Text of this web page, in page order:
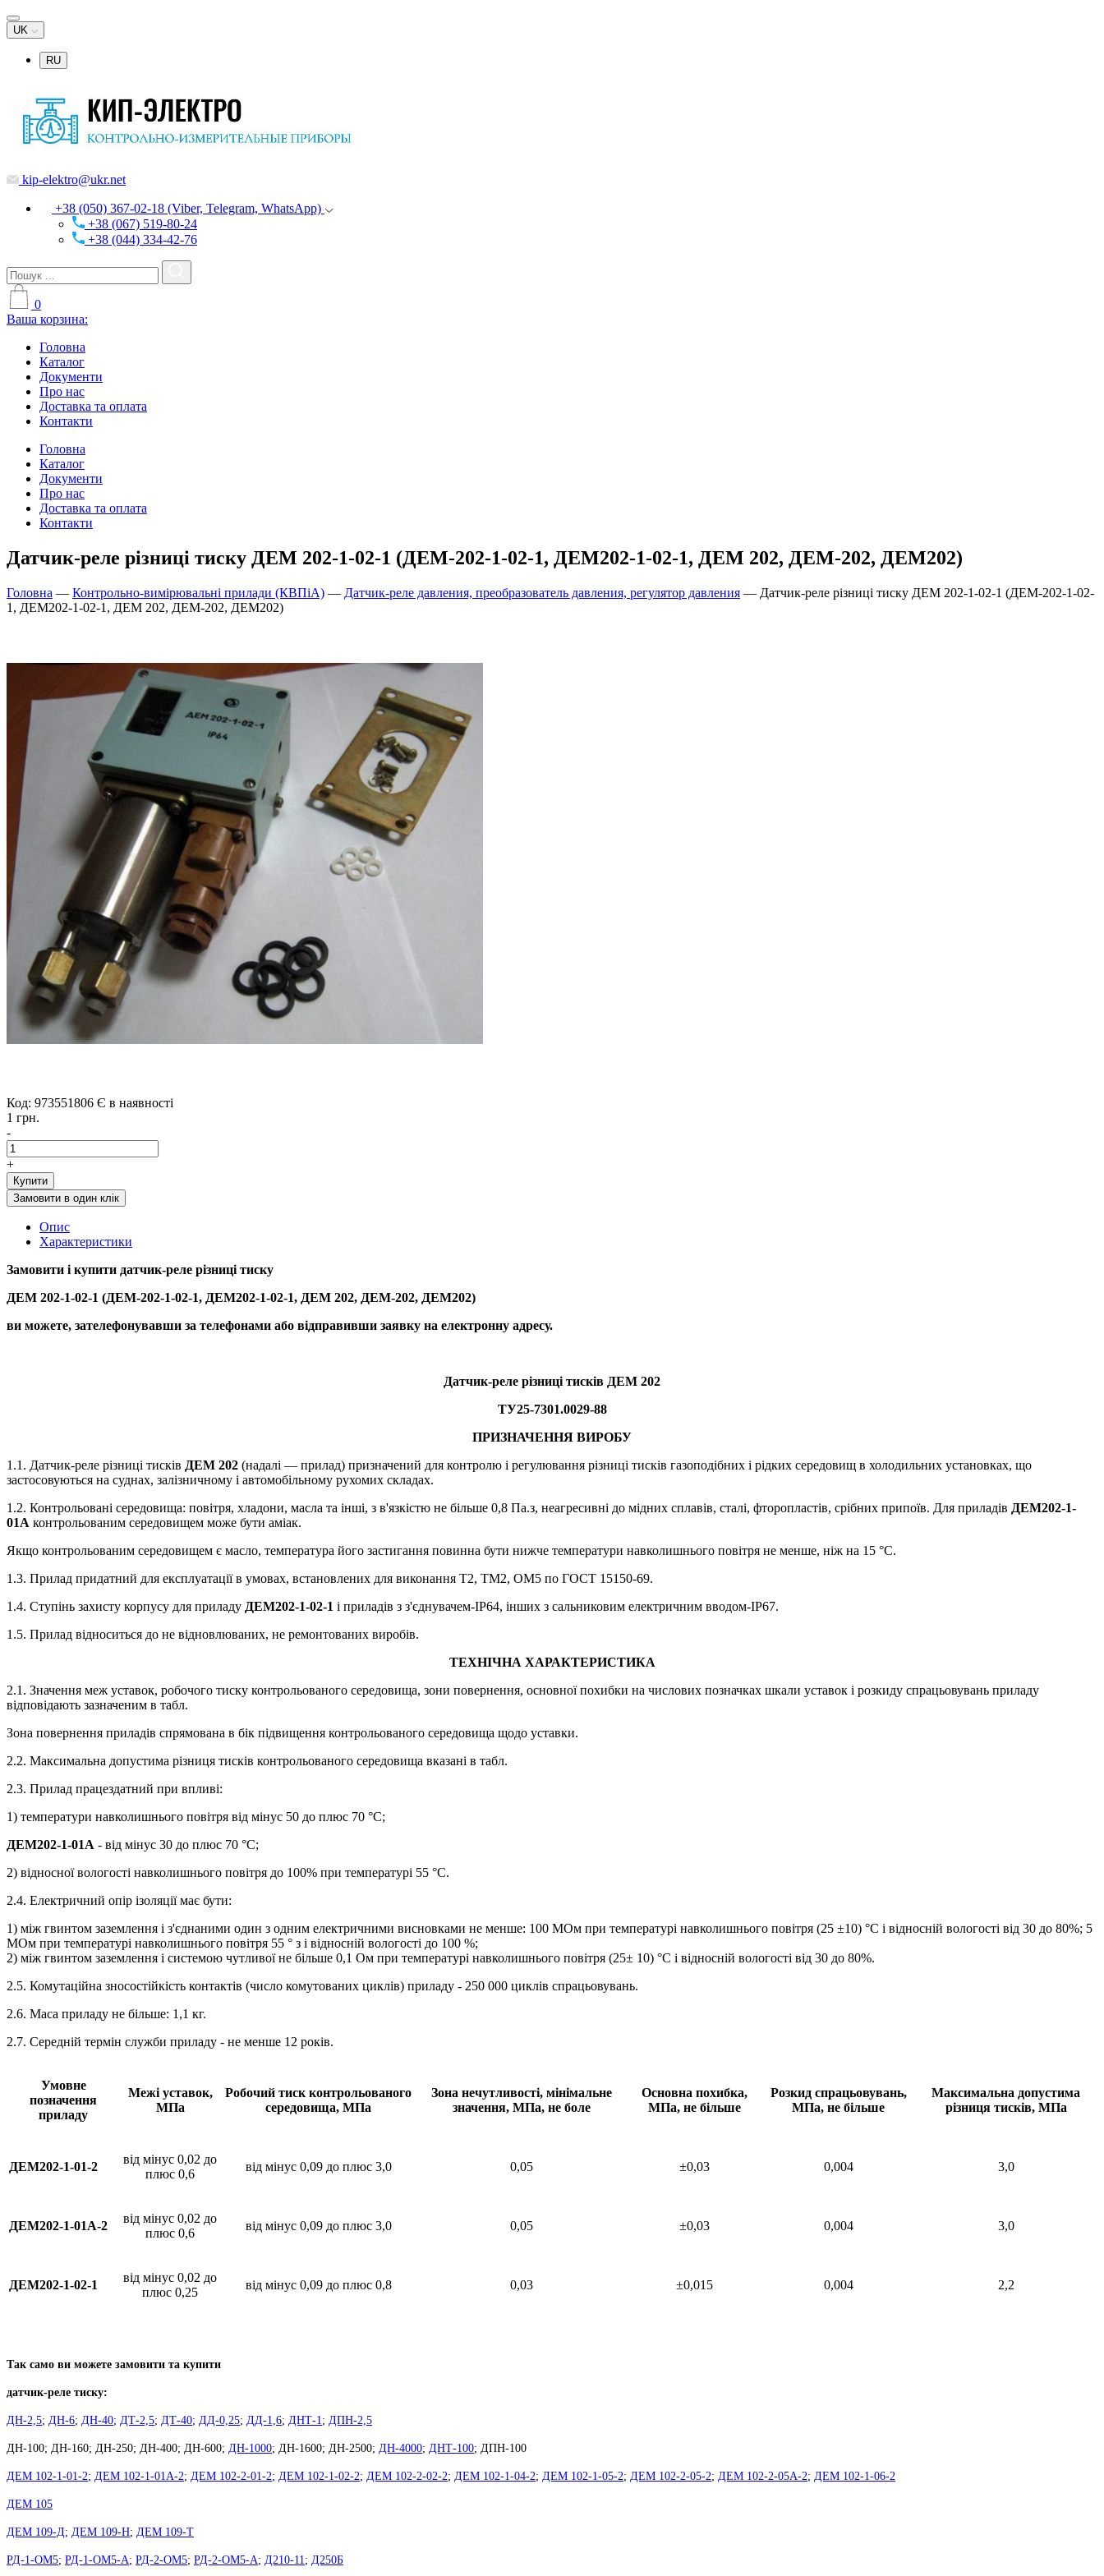
UK
RU
kip-elektro@ukr.net
+38 (050) 367-02-18 (Viber, Telegram, WhatsApp)
+38 (067) 519-80-24
+38 (044) 334-42-76
0
Ваша корзина:
Головна
Каталог
Документи
Про нас
Доставка та оплата
Контакти
Головна
Каталог
Документи
Про нас
Доставка та оплата
Контакти
Датчик-реле різниці тиску ДЕМ 202-1-02-1 (ДЕМ-202-1-02-1, ДЕМ202-1-02-1, ДЕМ 202, ДЕМ-202, ДЕМ202)
Головна — Контрольно-вимірювальні прилади (КВПіА) — Датчик-реле давления, преобразователь давления, регулятор давления — Датчик-реле різниці тиску ДЕМ 202-1-02-1 (ДЕМ-202-1-02-
1, ДЕМ202-1-02-1, ДЕМ 202, ДЕМ-202, ДЕМ202)
Код: 973551806 Є в наявності
1 грн.
-
+
Купити
Замовити в один клік
Опис
Характеристики
Замовити і купити датчик-реле різниці тиску
ДЕМ 202-1-02-1 (ДЕМ-202-1-02-1, ДЕМ202-1-02-1, ДЕМ 202, ДЕМ-202, ДЕМ202)
ви можете, зателефонувавши за телефонами або відправивши заявку на електронну адресу.
Датчик-реле різниці тисків ДЕМ 202
ТУ25-7301.0029-88
ПРИЗНАЧЕННЯ ВИРОБУ
1.1. Датчик-реле різниці тисків ДЕМ 202 (надалі — прилад) призначений для контролю і регулювання різниці тисків газоподібних і рідких середовищ в холодильних установках, що
застосовуються на суднах, залізничному і автомобільному рухомих складах.
1.2. Контрольовані середовища: повітря, хладони, масла та інші, з в'язкістю не більше 0,8 Па.з, неагресивні до мідних сплавів, сталі, фторопластів, срібних припоїв. Для приладів ДЕМ202-1-
01А контрольованим середовищем може бути аміак.
Якщо контрольованим середовищем є масло, температура його застигання повинна бути нижче температури навколишнього повітря не менше, ніж на 15 °С.
1.3. Прилад придатний для експлуатації в умовах, встановлених для виконання Т2, ТМ2, ОМ5 по ГОСТ 15150-69.
1.4. Ступінь захисту корпусу для приладу ДЕМ202-1-02-1 і приладів з з'єднувачем-IP64, інших з сальниковим електричним вводом-IP67.
1.5. Прилад відноситься до не відновлюваних, не ремонтованих виробів.
ТЕХНІЧНА ХАРАКТЕРИСТИКА
2.1. Значення меж уставок, робочого тиску контрольованого середовища, зони повернення, основної похибки на числових позначках шкали уставок і розкиду спрацьовувань приладу
відповідають зазначеним в табл.
Зона повернення приладів спрямована в бік підвищення контрольованого середовища щодо уставки.
2.2. Максимальна допустима різниця тисків контрольованого середовища вказані в табл.
2.3. Прилад працездатний при впливі:
1) температури навколишнього повітря від мінус 50 до плюс 70 °C;
ДЕМ202-1-01А - від мінус 30 до плюс 70 °С;
2) відносної вологості навколишнього повітря до 100% при температурі 55 °С.
2.4. Електричний опір ізоляції має бути:
1) між гвинтом заземлення і з'єднаними один з одним електричними висновками не менше: 100 МОм при температурі навколишнього повітря (25 ±10) °С і відносній вологості від 30 до 80%; 5
МОм при температурі навколишнього повітря 55 ° з і відносній вологості до 100 %;
2) між гвинтом заземлення і системою чутливої не більше 0,1 Ом при температурі навколишнього повітря (25± 10) °С і відносній вологості від 30 до 80%.
2.5. Комутаційна зносостійкість контактів (число комутованих циклів) приладу - 250 000 циклів спрацьовувань.
2.6. Маса приладу не більше: 1,1 кг.
2.7. Середній термін служби приладу - не менше 12 років.
Умовне
позначення
приладу
Межі уставок,
МПа
Робочий тиск контрольованого
середовища, МПа
Зона нечутливості, мінімальне
значення, МПа, не боле
Основна похибка,
МПа, не більше
Розкид спрацьовувань,
МПа, не більше
Максимальна допустима
різниця тисків, МПа
ДЕМ202-1-01-2
від мінус 0,02 до
плюс 0,6
від мінус 0,09 до плюс 3,0 0,05 ±0,03 0,004 3,0
ДЕМ202-1-01А-2
від мінус 0,02 до
плюс 0,6
від мінус 0,09 до плюс 3,0 0,05 ±0,03 0,004 3,0
ДЕМ202-1-02-1
від мінус 0,02 до
плюс 0,25
від мінус 0,09 до плюс 0,8 0,03 ±0,015 0,004 2,2
Так само ви можете замовити та купити
датчик-реле тиску:
ДН-2,5; ДН-6; ДН-40; ДТ-2,5; ДТ-40; ДД-0,25; ДД-1,6; ДНТ-1 ; ДПН-2,5
ДН-100; ДН-160; ДН-250; ДН-400; ДН-600; ДН-1000; ДН-1600; ДН-2500; ДН-4000; ДНТ-100; ДПН-100
ДЕМ 102-1-01-2; ДЕМ 102-1-01А-2; ДЕМ 102-2-01-2; ДЕМ 102-1-02-2; ДЕМ 102-2-02-2; ДЕМ 102-1-04-2; ДЕМ 102-1-05-2; ДЕМ 102-2-05-2; ДЕМ 102-2-05А-2; ДЕМ 102-1-06-2
ДЕМ 105
ДЕМ 109-Д; ДЕМ 109-Н; ДЕМ 109-Т
РД-1-ОМ5; РД-1-ОМ5-А; РД-2-ОМ5; РД-2-ОМ5-А; Д210-11 ; Д250Б